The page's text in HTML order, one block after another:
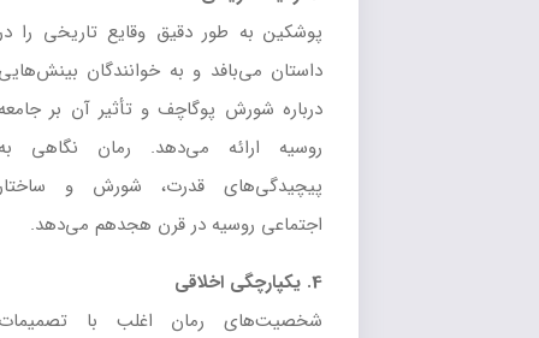
پوشکین به طور دقیق وقایع تاریخی را در
داستان می‌بافد و به خوانندگان بینش‌هایی
درباره شورش پوگاچف و تأثیر آن بر جامعه
روسیه ارائه می‌دهد. رمان نگاهی به
پیچیدگی‌های قدرت، شورش و ساختار
اجتماعی روسیه در قرن هجدهم می‌دهد.
شخصیت‌های رمان اغلب با تصمیمات